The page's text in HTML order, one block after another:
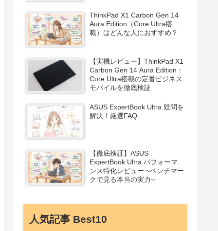
ThinkPad X1 Carbon Gen 14
Aura Edition（Core Ultra搭
載）はどんな人におすすめ？
【実機レビュー】ThinkPad X1
Carbon Gen 14 Aura Edition：
Core Ultra搭載の定番ビジネス
モバイルを徹底検証
ASUS ExpertBook Ultra 疑問を
解決！厳選FAQ
【徹底検証】ASUS
ExpertBook Ultra パフォーマ
ンス特化レビュー ~ベンチマー
クで見る本当の実力~
人気記事 Best10